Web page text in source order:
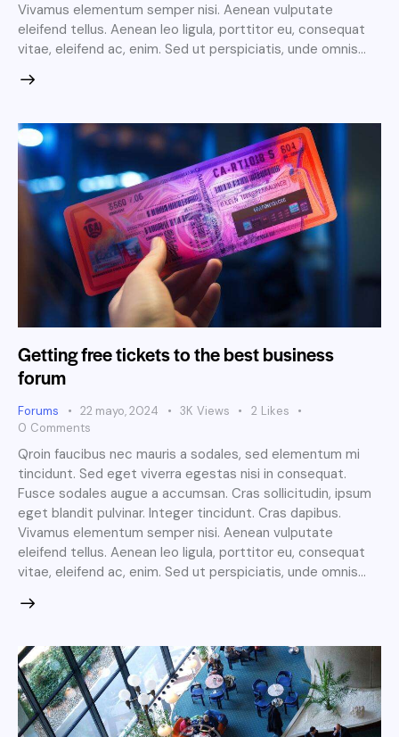
Vivamus elementum semper nisi. Aenean vulputate
eleifend tellus. Aenean leo ligula, porttitor eu, consequat
vitae, eleifend ac, enim. Sed ut perspiciatis, unde omnis…
Getting free tickets to the best business
forum
Forums 22 mayo, 2024 3K Views 2 Likes
0 Comments
Qroin faucibus nec mauris a sodales, sed elementum mi
tincidunt. Sed eget viverra egestas nisi in consequat.
Fusce sodales augue a accumsan. Cras sollicitudin, ipsum
eget blandit pulvinar. Integer tincidunt. Cras dapibus.
Vivamus elementum semper nisi. Aenean vulputate
eleifend tellus. Aenean leo ligula, porttitor eu, consequat
vitae, eleifend ac, enim. Sed ut perspiciatis, unde omnis…